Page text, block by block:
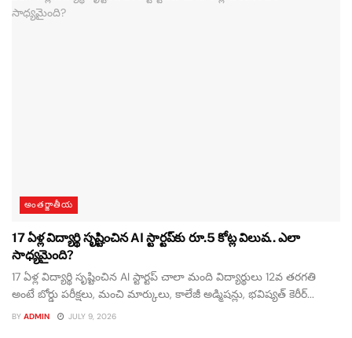
అంతర్జాతీయ
17 ఏళ్ల విద్యార్థి సృష్టించిన AI స్టార్టప్‌కు రూ.5 కోట్ల విలువ.. ఎలా
సాధ్యమైంది?
17 ఏళ్ల విద్యార్థి సృష్టించిన AI స్టార్టప్‌ చాలా మంది విద్యార్థులు 12వ తరగతి
అంటే బోర్డు పరీక్షలు, మంచి మార్కులు, కాలేజీ అడ్మిషన్లు, భవిష్యత్ కెరీర్...
BY ADMIN JULY 9, 2026